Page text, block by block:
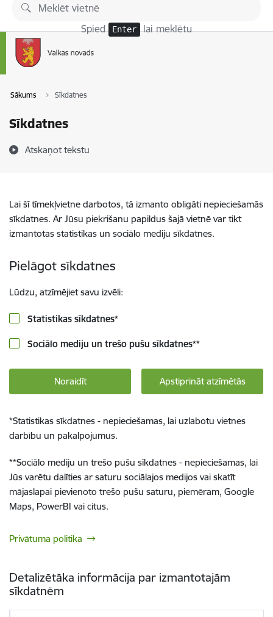
Pāriet uz lapas saturu
Spied Enter lai meklētu
Sākums Sīkdatnes
Sīkdatnes
Atskaņot tekstu
Lai šī tīmekļvietne darbotos, tā izmanto obligāti nepieciešamās
sīkdatnes. Ar Jūsu piekrišanu papildus šajā vietnē var tikt
izmantotas statistikas un sociālo mediju sīkdatnes.
Pielāgot sīkdatnes
Lūdzu, atzīmējiet savu izvēli:
Statistikas sīkdatnes*
Sociālo mediju un trešo pušu sīkdatnes**
Noraidīt Apstiprināt atzīmētās
*Statistikas sīkdatnes - nepieciešamas, lai uzlabotu vietnes
darbību un pakalpojumus.
**Sociālo mediju un trešo pušu sīkdatnes - nepieciešamas, lai
Jūs varētu dalīties ar saturu sociālajos medijos vai skatīt
mājaslapai pievienoto trešo pušu saturu, piemēram, Google
Maps, PowerBI vai citus.
Privātuma politika
Detalizētāka informācija par izmantotajām
sīkdatnēm